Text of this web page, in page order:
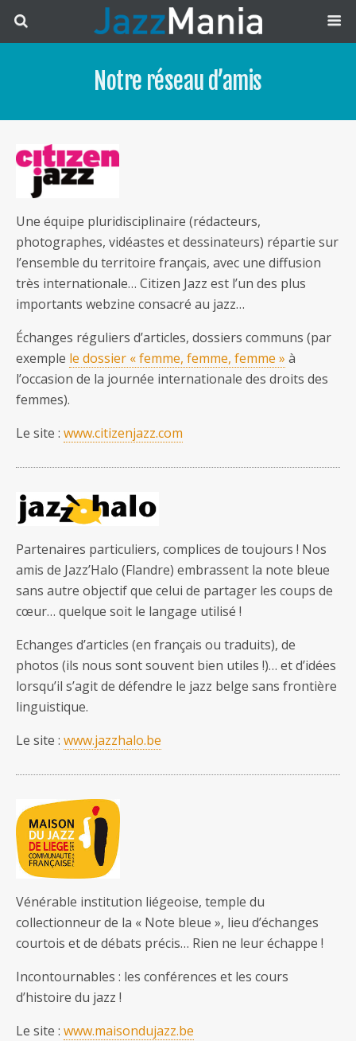
Notre réseau d’amis
Une équipe pluridisciplinaire (rédacteurs,
photographes, vidéastes et dessinateurs) répartie sur
l’ensemble du territoire français, avec une diffusion
très internationale… Citizen Jazz est l’un des plus
importants webzine consacré au jazz…
Échanges réguliers d’articles, dossiers communs (par
exemple le dossier « femme, femme, femme » à
l’occasion de la journée internationale des droits des
femmes).
Le site : www.citizenjazz.com
Partenaires particuliers, complices de toujours ! Nos
amis de Jazz’Halo (Flandre) embrassent la note bleue
sans autre objectif que celui de partager les coups de
cœur… quelque soit le langage utilisé !
Echanges d’articles (en français ou traduits), de
photos (ils nous sont souvent bien utiles !)… et d’idées
lorsqu’il s’agit de défendre le jazz belge sans frontière
linguistique.
Le site : www.jazzhalo.be
Vénérable institution liégeoise, temple du
collectionneur de la « Note bleue », lieu d’échanges
courtois et de débats précis… Rien ne leur échappe !
Incontournables : les conférences et les cours
d’histoire du jazz !
Le site : www.maisondujazz.be